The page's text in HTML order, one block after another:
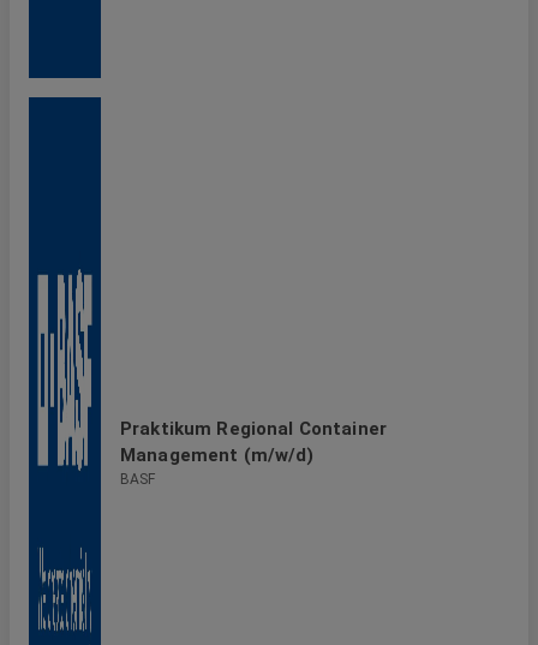
Praktikum Regional Container
Management (m/w/d)
BASF